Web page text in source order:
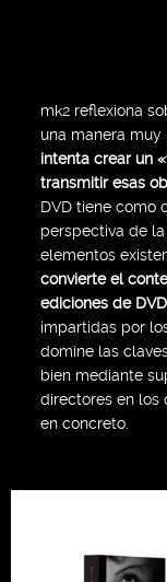
mk2 reflexiona
una manera
intenta crear un
transmitir esas
DVD tiene como
perspectiva de
elementos
convierte el
ediciones de DVD
impartidas por
domine las
bien mediante
directores en los
en concreto.